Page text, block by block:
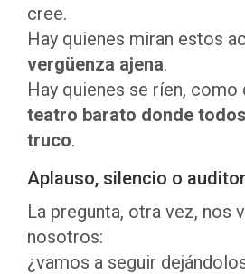
cree.
Hay quienes miran estos
vergüenza ajena.
Hay quienes se ríen, como
teatro barato donde
truco.
Aplauso, silencio o
La pregunta, otra vez, nos
nosotros:
¿vamos a seguir